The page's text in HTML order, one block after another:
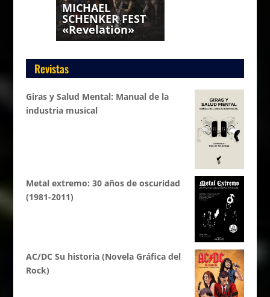
MICHAEL
SCHENKER FEST
«Revelation»
Revistas
Giras y Salud Mental: Manual de la
industria musical
Metal extremo: 30 años de oscuridad
(1981-2011)
AC/DC Su historia (Novela Gráfica del
Rock)